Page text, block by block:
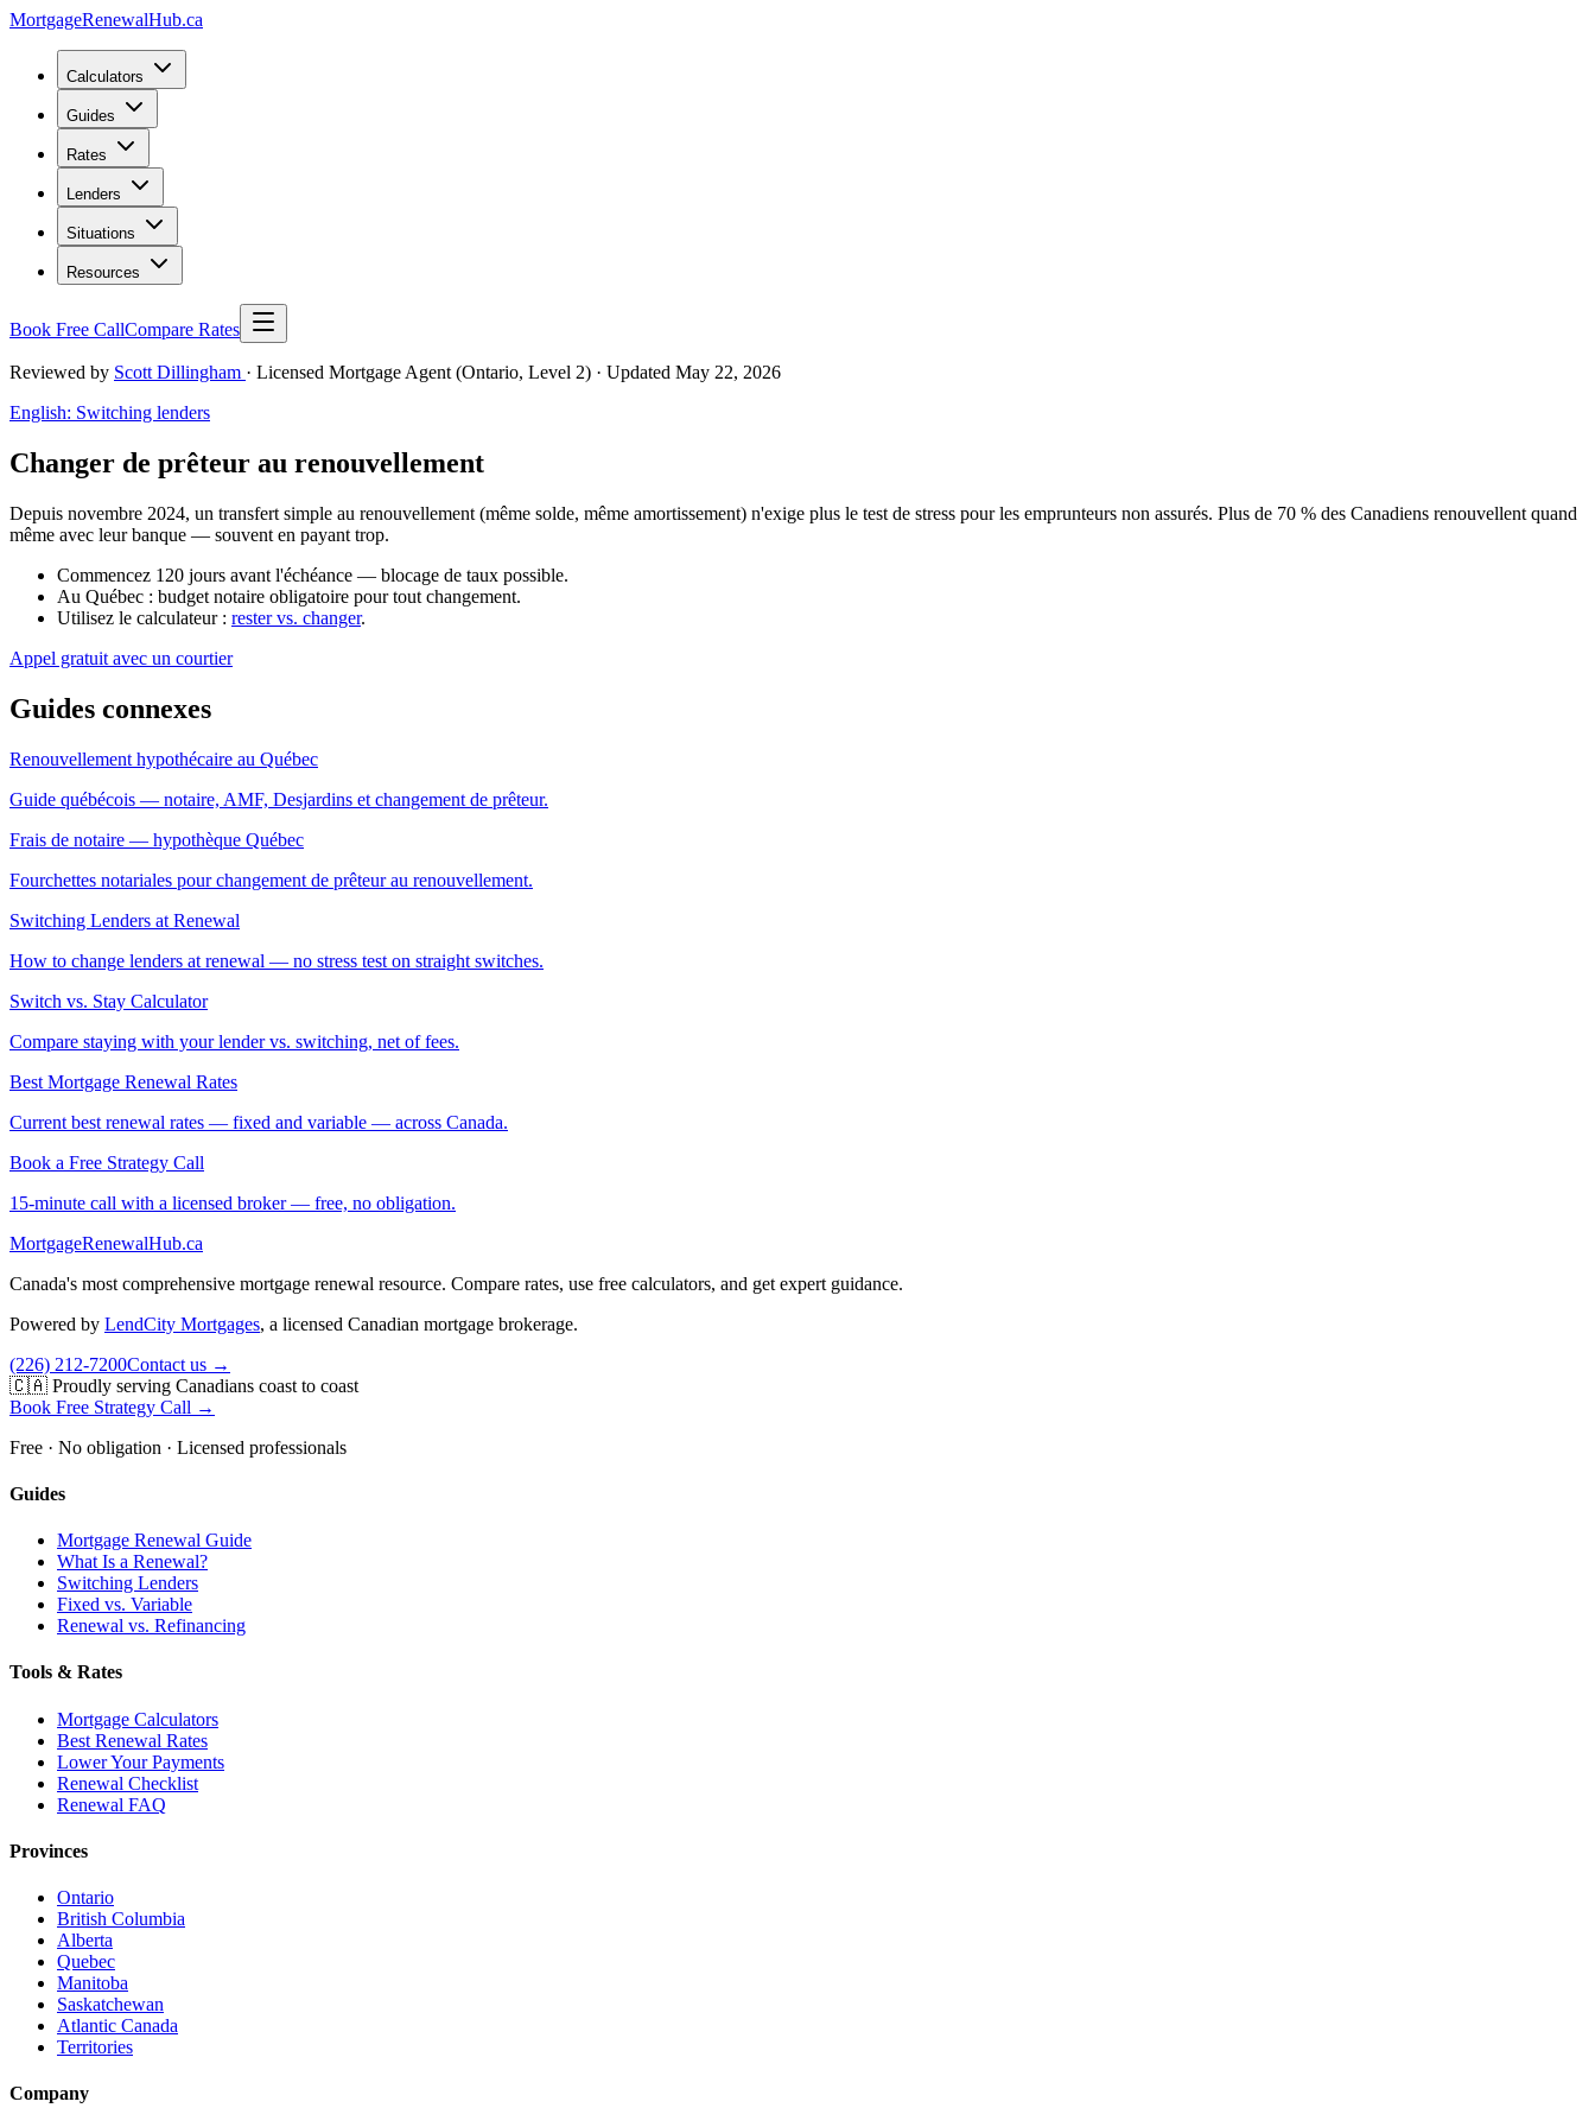
MortgageRenewalHub.ca
Calculators
Guides
Rates
Lenders
Situations
Resources
Book Free CallCompare Rates
Reviewed by Scott Dillingham · Licensed Mortgage Agent (Ontario, Level 2) · Updated May 22, 2026
English: Switching lenders
Changer de prêteur au renouvellement
Depuis novembre 2024, un transfert simple au renouvellement (même solde, même amortissement) n'exige plus le test de stress pour les emprunteurs non assurés. Plus de 70 % des Canadiens renouvellent quand
même avec leur banque — souvent en payant trop.
Commencez 120 jours avant l'échéance — blocage de taux possible.
Au Québec : budget notaire obligatoire pour tout changement.
Utilisez le calculateur : rester vs. changer.
Appel gratuit avec un courtier
Guides connexes
Renouvellement hypothécaire au Québec
Guide québécois — notaire, AMF, Desjardins et changement de prêteur.
Frais de notaire — hypothèque Québec
Fourchettes notariales pour changement de prêteur au renouvellement.
Switching Lenders at Renewal
How to change lenders at renewal — no stress test on straight switches.
Switch vs. Stay Calculator
Compare staying with your lender vs. switching, net of fees.
Best Mortgage Renewal Rates
Current best renewal rates — fixed and variable — across Canada.
Book a Free Strategy Call
15-minute call with a licensed broker — free, no obligation.
MortgageRenewalHub.ca
Canada's most comprehensive mortgage renewal resource. Compare rates, use free calculators, and get expert guidance.
Powered by LendCity Mortgages, a licensed Canadian mortgage brokerage.
(226) 212-7200Contact us →
🇨🇦 Proudly serving Canadians coast to coast
Book Free Strategy Call →
Free · No obligation · Licensed professionals
Guides
Mortgage Renewal Guide
What Is a Renewal?
Switching Lenders
Fixed vs. Variable
Renewal vs. Refinancing
Tools & Rates
Mortgage Calculators
Best Renewal Rates
Lower Your Payments
Renewal Checklist
Renewal FAQ
Provinces
Ontario
British Columbia
Alberta
Quebec
Manitoba
Saskatchewan
Atlantic Canada
Territories
Company